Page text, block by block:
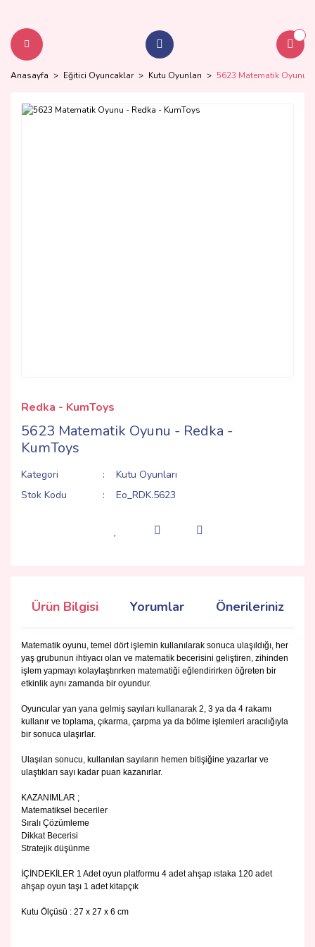
Anasayfa Eğitici Oyuncaklar Kutu Oyunları 5623 Matematik Oyunu
Redka - KumToys
5623 Matematik Oyunu - Redka -
KumToys
Kategori
Kutu Oyunları
Stok Kodu
Eo_RDK.5623
Ürün Bilgisi Yorumlar Önerileriniz
Matematik oyunu, temel dört işlemin kullanılarak sonuca ulaşıldığı, her
yaş grubunun ihtiyacı olan ve matematik becerisini geliştiren, zihinden
işlem yapmayı kolaylaştırırken matematiği eğlendirirken öğreten bir
etkinlik aynı zamanda bir oyundur.
Oyuncular yan yana gelmiş sayıları kullanarak 2, 3 ya da 4 rakamı
kullanır ve toplama, çıkarma, çarpma ya da bölme işlemleri aracılığıyla
bir sonuca ulaşırlar.
Ulaşılan sonucu, kullanılan sayıların hemen bitişiğine yazarlar ve
ulaştıkları sayı kadar puan kazanırlar.
KAZANIMLAR ;
Matematiksel beceriler
Sıralı Çözümleme
Dikkat Becerisi
Stratejik düşünme
İÇİNDEKİLER 1 Adet oyun platformu 4 adet ahşap ıstaka 120 adet
ahşap oyun taşı 1 adet kitapçık
Kutu Ölçüsü : 27 x 27 x 6 cm